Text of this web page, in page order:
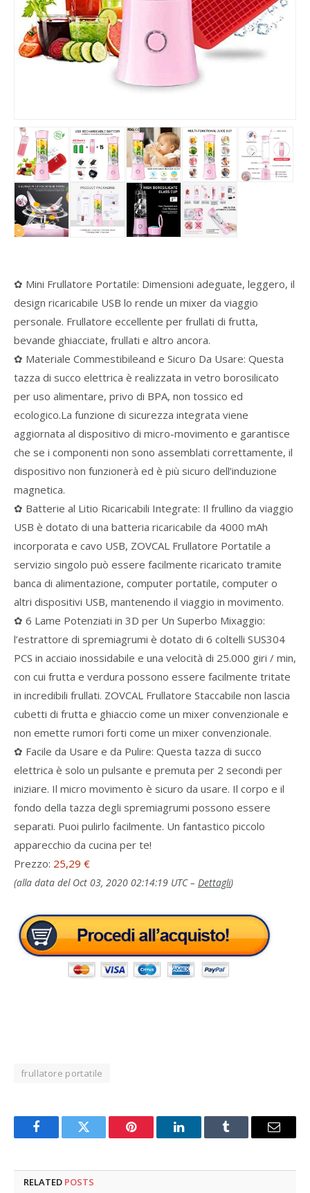
✿ Mini Frullatore Portatile: Dimensioni adeguate, leggero, il
design ricaricabile USB lo rende un mixer da viaggio
personale. Frullatore eccellente per frullati di frutta,
bevande ghiacciate, frullati e altro ancora.
✿ Materiale Commestibileand e Sicuro Da Usare: Questa
tazza di succo elettrica è realizzata in vetro borosilicato
per uso alimentare, privo di BPA, non tossico ed
ecologico.La funzione di sicurezza integrata viene
aggiornata al dispositivo di micro-movimento e garantisce
che se i componenti non sono assemblati correttamente, il
dispositivo non funzionerà ed è più sicuro dell’induzione
magnetica.
✿ Batterie al Litio Ricaricabili Integrate: Il frullino da viaggio
USB è dotato di una batteria ricaricabile da 4000 mAh
incorporata e cavo USB, ZOVCAL Frullatore Portatile a
servizio singolo può essere facilmente ricaricato tramite
banca di alimentazione, computer portatile, computer o
altri dispositivi USB, mantenendo il viaggio in movimento.
✿ 6 Lame Potenziati in 3D per Un Superbo Mixaggio:
l’estrattore di spremiagrumi è dotato di 6 coltelli SUS304
PCS in acciaio inossidabile e una velocità di 25.000 giri / min,
con cui frutta e verdura possono essere facilmente tritate
in incredibili frullati. ZOVCAL Frullatore Staccabile non lascia
cubetti di frutta e ghiaccio come un mixer convenzionale e
non emette rumori forti come un mixer convenzionale.
✿ Facile da Usare e da Pulire: Questa tazza di succo
elettrica è solo un pulsante e premuta per 2 secondi per
iniziare. Il micro movimento è sicuro da usare. Il corpo e il
fondo della tazza degli spremiagrumi possono essere
separati. Puoi pulirlo facilmente. Un fantastico piccolo
apparecchio da cucina per te!
Prezzo: 25,29 €
(alla data del Oct 03, 2020 02:14:19 UTC – Dettagli)
frullatore portatile
FacebookTwitter Pinterest LinkedInTumblr Email
RELATED POSTS